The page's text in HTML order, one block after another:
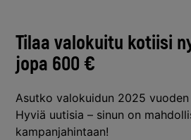
Tilaa valokuitu kotiisi
jopa 600 €
Asutko valokuidun 2025
Hyviä uutisia – sinun on
kampanjahintaan!